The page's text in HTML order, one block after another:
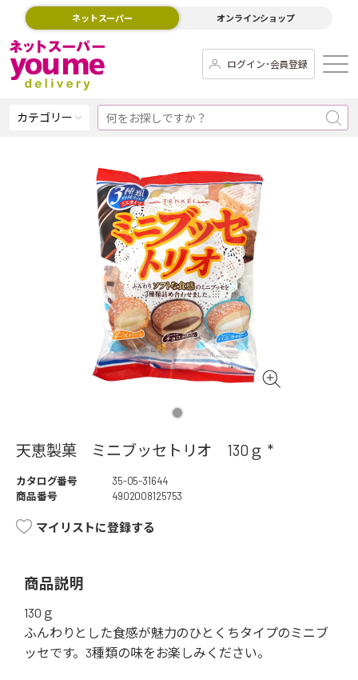
ネットスーパー オンラインショップ
ログイン･会員登録
カテゴリー
天恵製菓 ミニブッセトリオ 130ｇ *
カタログ番号
35-05-31644
商品番号
4902008125753
マイリストに登録する
商品説明
130ｇ
ふんわりとした食感が魅力のひとくちタイプのミニブ
ッセです。3種類の味をお楽しみください。